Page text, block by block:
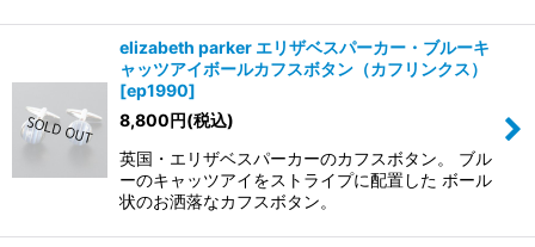
elizabeth parker エリザベスパーカー・ブルーキ
ャッツアイボールカフスボタン（カフリンクス）
[ep1990]
8,800円(税込)
英国・エリザベスパーカーのカフスボタン。 ブル
ーのキャッツアイをストライプに配置した ボール
状のお洒落なカフスボタン。